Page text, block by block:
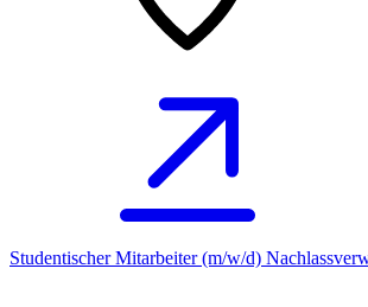
Studentischer Mitarbeiter (m/w/d)